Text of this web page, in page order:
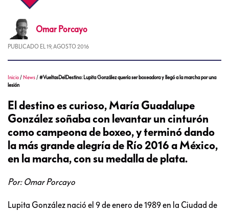
Omar Porcayo
PUBLICADO EL 19, AGOSTO 2016
Inicio / News /#VueltasDelDestino: Lupita González quería ser boxeadora y llegó a la marcha por una
lesión
El destino es curioso, María Guadalupe
González soñaba con levantar un cinturón
como campeona de boxeo, y terminó dando
la más grande alegría de Río 2016 a México,
en la marcha, con su medalla de plata.
Por: Omar Porcayo
Lupita González nació el 9 de enero de 1989 en la Ciudad de